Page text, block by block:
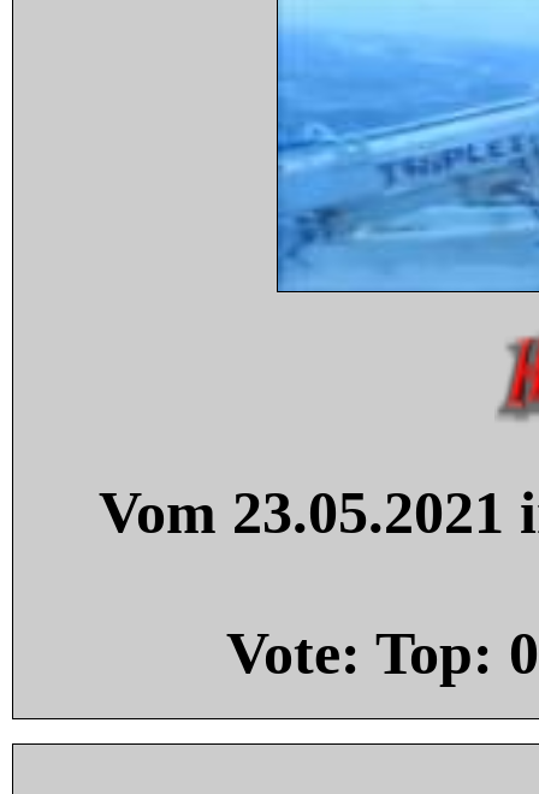
Vom
Vote: Top: 0